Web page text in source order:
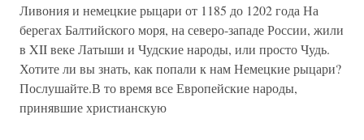
Ливония и немецкие рыцари от 1185 до 1202 года На
берегах Балтийского моря, на северо-западе России, жили
в XII веке Латыши и Чудские народы, или просто Чудь.
Хотите ли вы знать, как попали к нам Немецкие рыцари?
Послушайте.В то время все Европейские народы,
принявшие христианскую